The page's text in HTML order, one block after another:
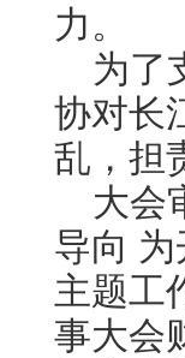
力。
为了
协对长
乱，担
大会
导向
主题工
事大会